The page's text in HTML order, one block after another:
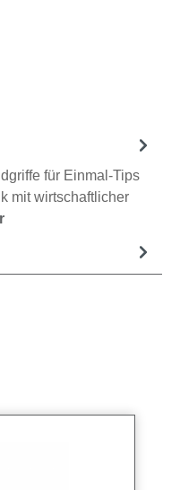
für Einmal-Tips
mit wirtschaftlicher